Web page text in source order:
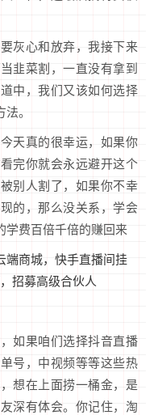
灰心和放弃，我接下来
韭菜割，一直没有拿到
中，我们又该如何选择
。
天真的很幸运，如果你
完你就会永远避开这个
别人割了，如果你不幸
的，那么没关系，学会
学费百倍千倍的赚回来
如果咱们选择抖音直播
号，中视频等等这些热
想在上面捞一桶金，是
深有体会。你记住，淘